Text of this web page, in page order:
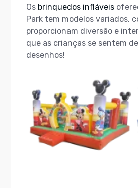
Os brinquedos infláveis
Park tem modelos variados,
proporcionam diversão e
que as crianças se sentem
desenhos!